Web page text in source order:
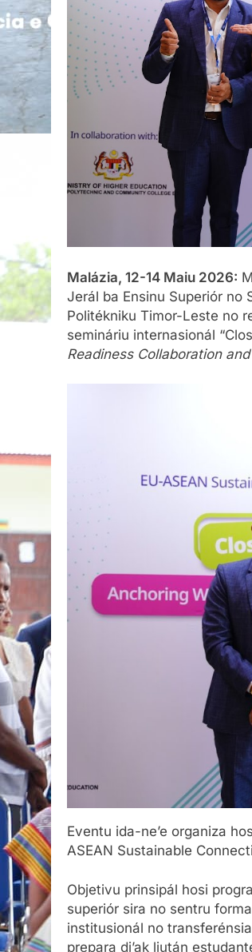
Malázia, 12-14 Maiu 2026:
Jerál ba Ensinu Superiór no
Politékniku Timor-Leste no
semináriu internasionál
Readiness Collaboration
Eventu ida-ne’e organiza
ASEAN Sustainable
Objetivu prinsipál hosi
superiór sira no sentru
institusionál no
prepara di’ak liután